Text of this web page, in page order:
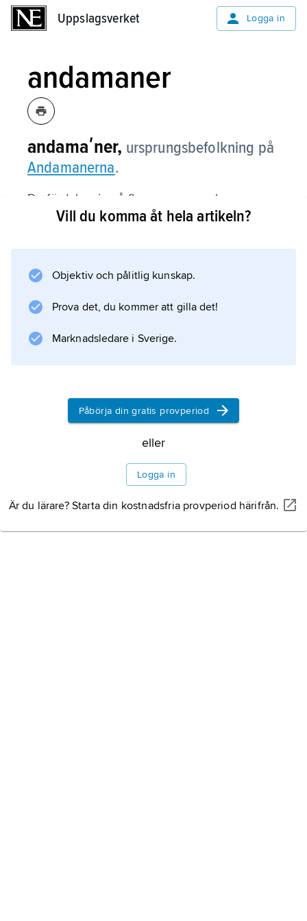
Uppslagsverket Logga in
andamaner
andamaʹner, ursprungsbefolkning på
Andamanerna.
De fördelar sig på flera grupper och anses
vara besläktade med urfolk i Sydöstasien.
Vill du komma åt hela artikeln?
Objektiv och pålitlig kunskap.
Prova det, du kommer att gilla det!
Marknadsledare i Sverige.
Påbörja din gratis provperiod
eller
Logga in
Är du lärare? Starta din kostnadsfria provperiod härifrån.